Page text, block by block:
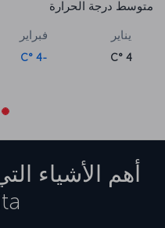
متوسط درجة الحرارة
يناير
4 °C
فبراير
-4 °C
أهم الأشياء